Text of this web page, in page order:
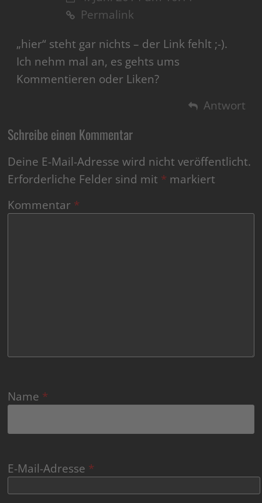
Permalink
„hier“ steht gar nichts – der Link fehlt ;-).
Ich nehm mal an, es gehts ums
Kommentieren oder Liken?
Antwort
Schreibe einen Kommentar
Deine E-Mail-Adresse wird nicht veröffentlicht.
Erforderliche Felder sind mit * markiert
Kommentar *
Name *
E-Mail-Adresse *